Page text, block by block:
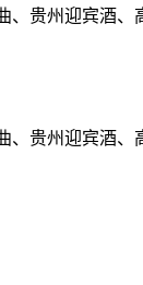
、贵州迎宾酒
、贵州迎宾酒